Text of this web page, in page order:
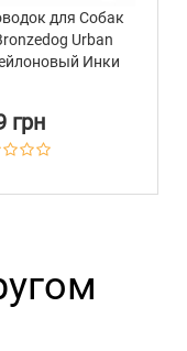
для Собак
Urban
Инки
грн